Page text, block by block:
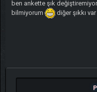
ben ankette şık
bilmiyorum
diğer şıkkı var